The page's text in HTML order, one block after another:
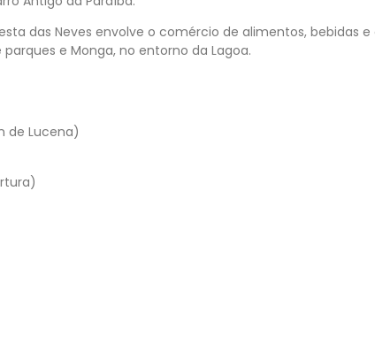
das Neves envolve o comércio de alimentos, bebidas e
e Monga, no entorno da Lagoa.
de Lucena)